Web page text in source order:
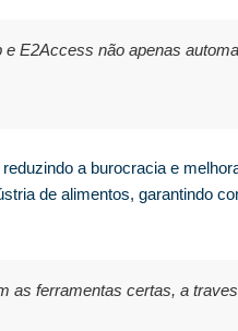
E2Access não apenas
a burocracia e
de alimentos, garantindo
as ferramentas certas, a